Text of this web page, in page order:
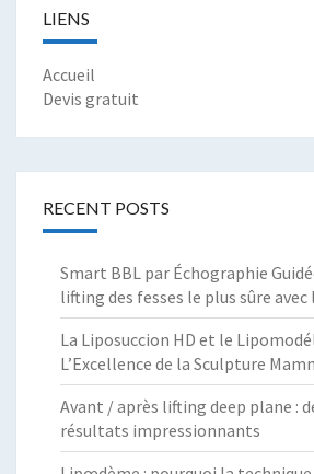
LIENS
Accueil
Devis gratuit
RECENT POSTS
Smart BBL par Échographie
lifting des fesses le plus sûre avec
La Liposuccion HD et le
L’Excellence de la Sculpture
Avant / après lifting deep plane :
résultats impressionnants